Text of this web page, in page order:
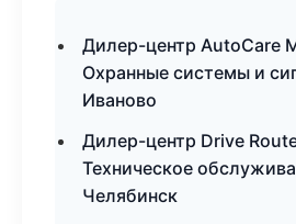
Дилер-центр AutoCare
Охранные системы и
Иваново
Дилер-центр Drive
Техническое
Челябинск